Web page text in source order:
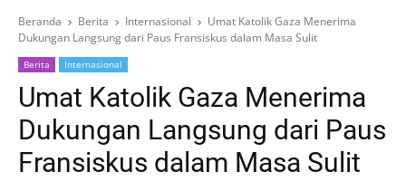
Beranda Berita Internasional
Umat Katolik Gaza Menerima
Dukungan Langsung dari Paus Fransiskus dalam Masa Sulit
Berita Internasional
Umat Katolik Gaza Menerima
Dukungan Langsung dari Paus
Fransiskus dalam Masa Sulit